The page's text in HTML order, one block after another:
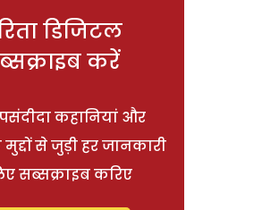
डिजिटल
करें
कहानियां और
से जुड़ी हर जानकारी
सब्सक्राइब करिए